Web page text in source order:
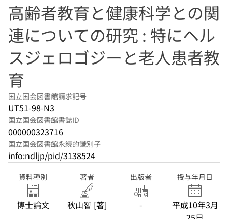
高齢者教育と健康科学との関
連についての研究 : 特にヘル
スジェロゴジーと老人患者教
育
国立国会図書館請求記号
UT51-98-N3
国立国会図書館書誌ID
000000323716
国立国会図書館永続的識別子
info:ndljp/pid/3138524
資料種別
博士論文
著者
秋山智 [著]
出版者
-
授与年月日
平成10年3月